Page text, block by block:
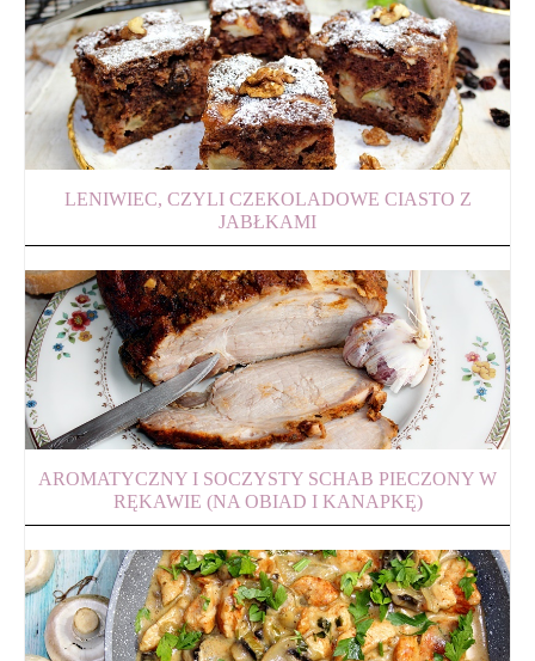
LENIWIEC, CZYLI CZEKOLADOWE CIASTO Z
JABŁKAMI
AROMATYCZNY I SOCZYSTY SCHAB PIECZONY W
RĘKAWIE (NA OBIAD I KANAPKĘ)